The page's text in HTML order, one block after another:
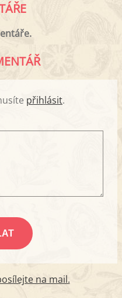
přihlásit.
na mail.